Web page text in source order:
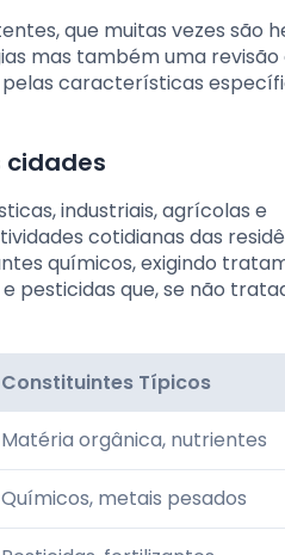
que muitas vezes são
mas também uma revisão
características
cidades
industriais, agrícolas e
cotidianas das
químicos, exigindo
pesticidas que, se não
Constituintes Típicos
Matéria orgânica, nutrientes
Químicos, metais pesados